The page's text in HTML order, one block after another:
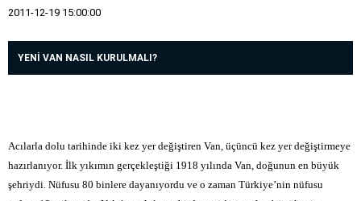
2011-12-19 15:00:00
YENİ VAN NASIL KURULMALI?
Acılarla dolu tarihinde iki kez yer değiştiren Van, üçüncü kez yer değiştirmeye
hazırlanıyor. İlk yıkımın gerçekleştiği 1918 yılında Van, doğunun en büyük
şehriydi. Nüfusu 80 binlere dayanıyordu ve o zaman Türkiye’nin nüfusu